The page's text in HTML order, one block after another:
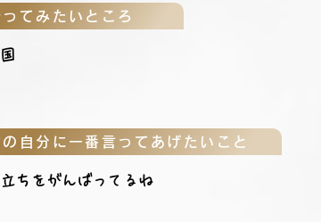
ってみたいところ
の自分に一番言ってあげたいこと
ちをがんばってるね